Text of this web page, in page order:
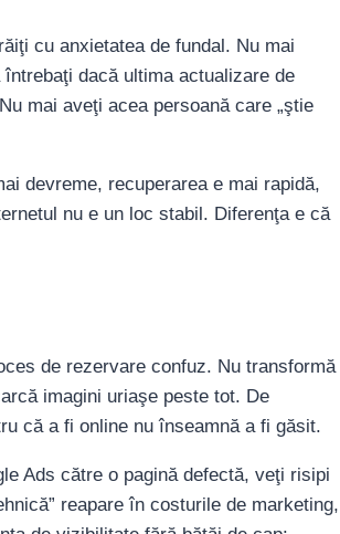
cu anxietatea de fundal. Nu mai
dacă ultima actualizare de
mai aveţi acea persoană care „ştie
devreme, recuperarea e mai rapidă,
nu e un loc stabil. Diferenţa e că
de rezervare confuz. Nu transformă
imagini uriaşe peste tot. De
că a fi online nu înseamnă a fi găsit.
Ads către o pagină defectă, veţi risipi
reapare în costurile de marketing,